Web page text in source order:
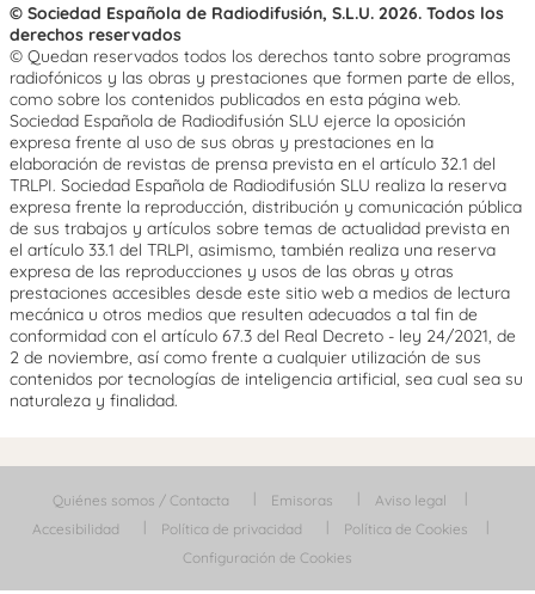
© Sociedad Española de Radiodifusión, S.L.U. 2026. Todos los
derechos reservados
© Quedan reservados todos los derechos tanto sobre programas
radiofónicos y las obras y prestaciones que formen parte de ellos,
como sobre los contenidos publicados en esta página web.
Sociedad Española de Radiodifusión SLU ejerce la oposición
expresa frente al uso de sus obras y prestaciones en la
elaboración de revistas de prensa prevista en el artículo 32.1 del
TRLPI. Sociedad Española de Radiodifusión SLU realiza la reserva
expresa frente la reproducción, distribución y comunicación pública
de sus trabajos y artículos sobre temas de actualidad prevista en
el artículo 33.1 del TRLPI, asimismo, también realiza una reserva
expresa de las reproducciones y usos de las obras y otras
prestaciones accesibles desde este sitio web a medios de lectura
mecánica u otros medios que resulten adecuados a tal fin de
conformidad con el artículo 67.3 del Real Decreto - ley 24/2021, de
2 de noviembre, así como frente a cualquier utilización de sus
contenidos por tecnologías de inteligencia artificial, sea cual sea su
naturaleza y finalidad.
Quiénes somos / Contacta Emisoras
Aviso legal
Accesibilidad
Política de privacidad
Política de Cookies
Configuración de Cookies